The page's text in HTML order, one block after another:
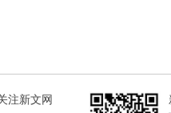
注新文网